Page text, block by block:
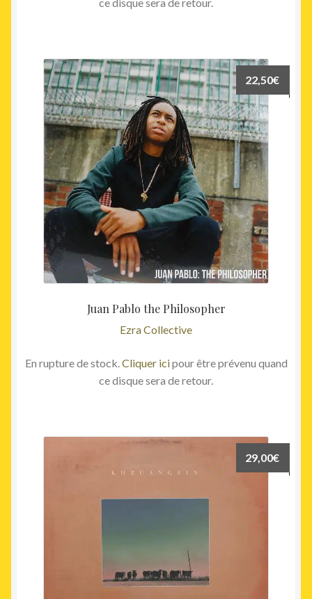
Juan Pablo the Philosopher
Ezra Collective
22,50€
En rupture de stock.Cliquer icipour être prévenu quand
ce disque sera de retour.
29,00€